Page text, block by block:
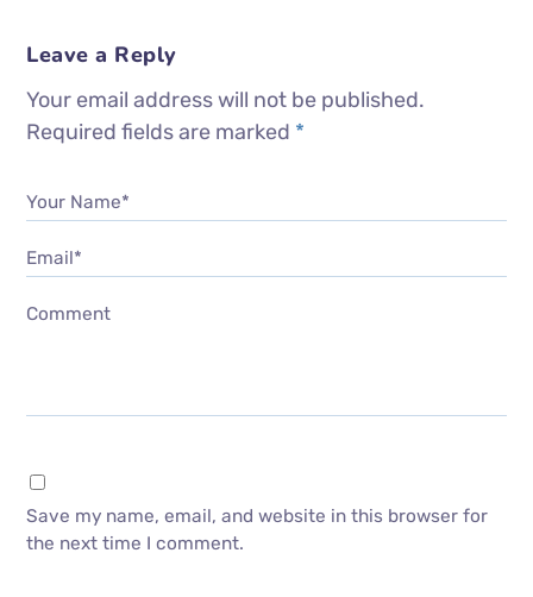
Leave a Reply
Your email address will not be published.
Required fields are marked *
Your Name*
Email*
Comment
Save my name, email, and website in this browser for
the next time I comment.